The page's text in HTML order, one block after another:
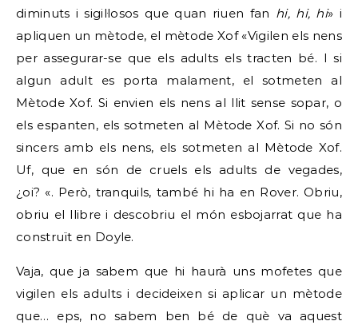
diminuts i sigil·losos que quan riuen fan hi, hi, hi» i
apliquen un mètode, el mètode Xof «Vigilen els nens
per assegurar-se que els adults els tracten bé. I si
algun adult es porta malament, el sotmeten al
Mètode Xof. Si envien els nens al llit sense sopar, o
els espanten, els sotmeten al Mètode Xof. Si no són
sincers amb els nens, els sotmeten al Mètode Xof.
Uf, que en són de cruels els adults de vegades,
¿oi? «. Però, tranquils, també hi ha en Rover. Obriu,
obriu el llibre i descobriu el món esbojarrat que ha
construït en Doyle.
Vaja, que ja sabem que hi haurà uns mofetes que
vigilen els adults i decideixen si aplicar un mètode
que… eps, no sabem ben bé de què va aquest